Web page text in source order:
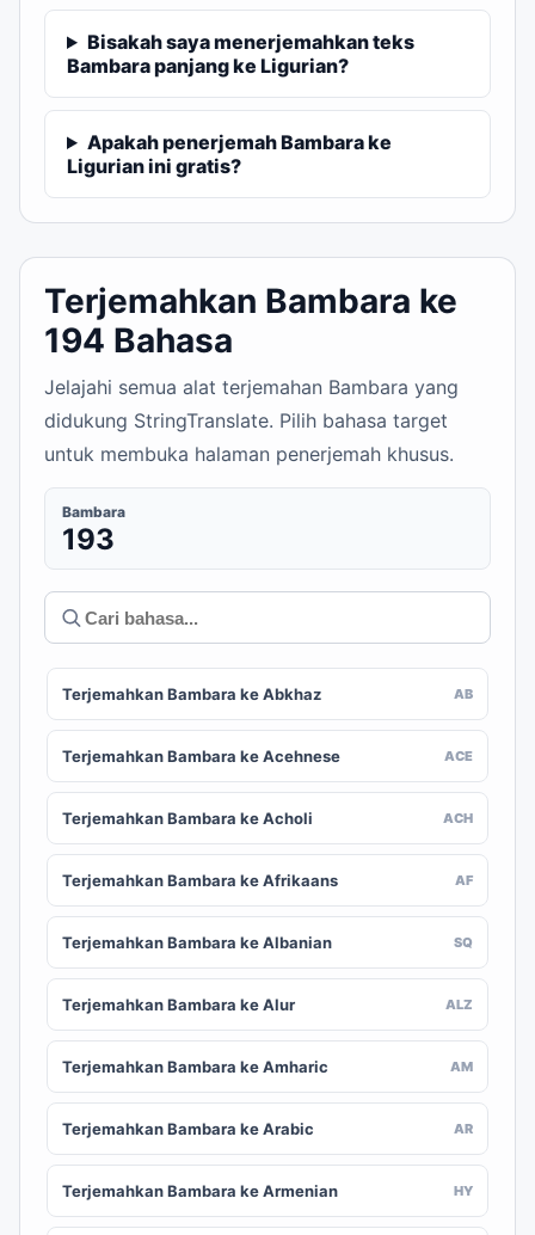
Bisakah saya menerjemahkan teks
Bambara panjang ke Ligurian?
Apakah penerjemah Bambara ke
Ligurian ini gratis?
Terjemahkan Bambara ke
194 Bahasa
Jelajahi semua alat terjemahan Bambara yang
didukung StringTranslate. Pilih bahasa target
untuk membuka halaman penerjemah khusus.
Bambara
193
Terjemahkan Bambara ke Abkhaz AB
Terjemahkan Bambara ke Acehnese ACE
Terjemahkan Bambara ke Acholi ACH
Terjemahkan Bambara ke Afrikaans AF
Terjemahkan Bambara ke Albanian SQ
Terjemahkan Bambara ke Alur ALZ
Terjemahkan Bambara ke Amharic AM
Terjemahkan Bambara ke Arabic AR
Terjemahkan Bambara ke Armenian HY